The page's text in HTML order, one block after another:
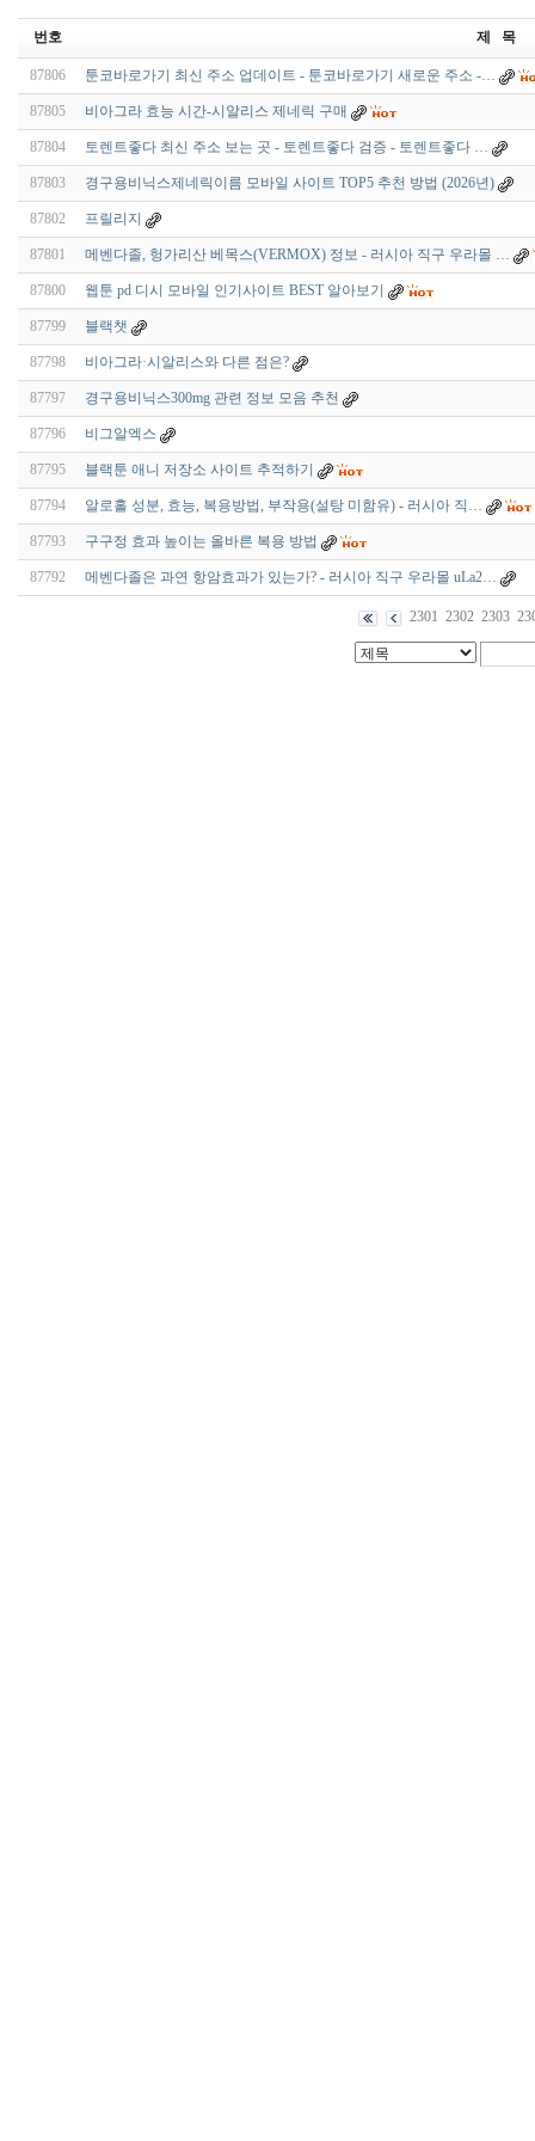
번호 제 목
87806 툰코바로가기 최신 주소 업데이트 - 툰코바로가기 새로운 주소 -…
87805 비아그라 효능 시간-시알리스 제네릭 구매
87804 토렌트좋다 최신 주소 보는 곳 - 토렌트좋다 검증 - 토렌트좋다 …
87803 경구용비닉스제네릭이름 모바일 사이트 TOP5 추천 방법 (2026년)
87802 프릴리지
87801 메벤다졸, 헝가리산 베목스(VERMOX) 정보 - 러시아 직구 우라몰 …
87800 웹툰 pd 디시 모바일 인기사이트 BEST 알아보기
87799 블랙챗
87798 비아그라·시알리스와 다른 점은?
87797 경구용비닉스300mg 관련 정보 모음 추천
87796 비그알엑스
87795 블랙툰 애니 저장소 사이트 추적하기
87794 알로홀 성분, 효능, 복용방법, 부작용(설탕 미함유) - 러시아 직…
87793 구구정 효과 높이는 올바른 복용 방법
87792 메벤다졸은 과연 항암효과가 있는가? - 러시아 직구 우라몰 uLa2…
2301 2302 2303